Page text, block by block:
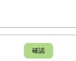
確認